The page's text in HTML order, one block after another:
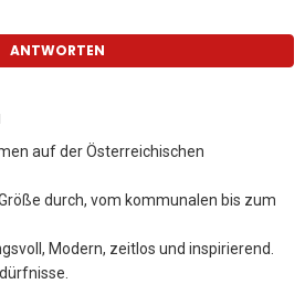
ANTWORTEN
auf der Österreichischen
durch, vom kommunalen bis zum
Modern, zeitlos und inspirierend.